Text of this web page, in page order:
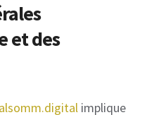
et des
implique